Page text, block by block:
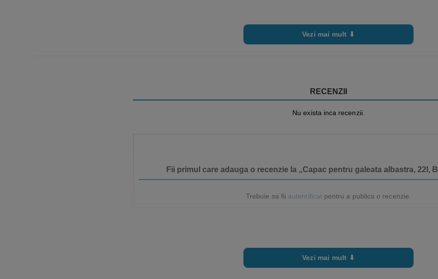
Vezi mai mult ⬇
RECENZII
Nu exista inca recenzii.
Fii primul care adauga o recenzie la „Capac pentru galeata albastra, 22l,
Trebuie sa fii autentificatpentru a publica o recenzie.
Vezi mai mult ⬇